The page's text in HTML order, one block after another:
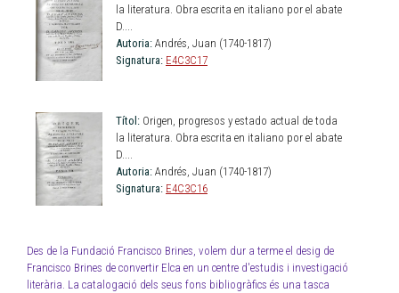
la literatura. Obra escrita en italiano por el abate
D....
Autoria: Andrés, Juan (1740-1817)
Signatura: E4C3C17
Títol: Origen, progresos y estado actual de toda
la literatura. Obra escrita en italiano por el abate
D....
Autoria: Andrés, Juan (1740-1817)
Signatura: E4C3C16
Des de la Fundació Francisco Brines, volem dur a terme el desig de
Francisco Brines de convertir Elca en un centre d'estudis i investigació
literària. La catalogació dels seus fons bibliogràfics és una tasca